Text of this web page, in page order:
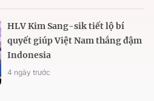
HLV Kim Sang-sik tiết lộ bí
quyết giúp Việt Nam thắng đậm
Indonesia
4 ngày trước